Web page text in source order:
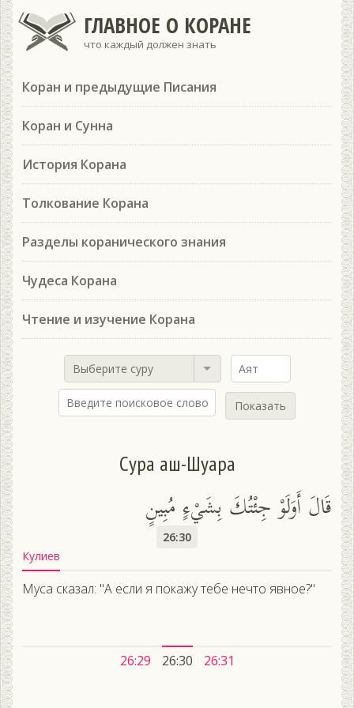
ГЛАВНОЕ О КОРАНЕ
что каждый должен знать
Коран и предыдущие Писания
Коран и Сунна
История Корана
Толкование Корана
Разделы коранического знания
Чудеса Корана
Чтение и изучение Корана
Выберите суру
Показать
Сура аш-Шуара
قَالَ أَوَلَوْ جِئْتُكَ بِشَيْءٍ مُبِينٍ
26:30
Кулиев
Муса сказал: "А если я покажу тебе нечто явное?"
26:29 26:30 26:31